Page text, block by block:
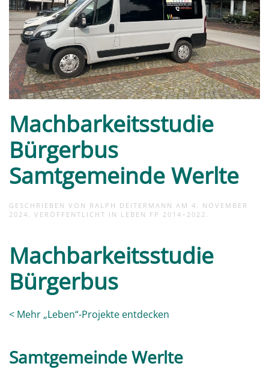
Machbarkeitsstudie
Bürgerbus
Samtgemeinde Werlte
GESCHRIEBEN VON RALPH DEITERMANN AM 4. NOVEMBER
2024
. VERÖFFENTLICHT IN LEBEN FP 2014–2022
Machbarkeitsstudie
Bürgerbus
< Mehr „Leben“-Projekte entdecken
Samtgemeinde Werlte